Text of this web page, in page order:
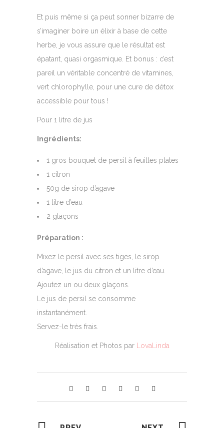
Et puis même si ça peut sonner bizarre de
s’imaginer boire un élixir à base de cette
herbe, je vous assure que le résultat est
épatant, quasi orgasmique. Et bonus : c’est
pareil un véritable concentré de vitamines,
vert chlorophylle, pour une cure de détox
accessible pour tous !
Pour 1 litre de jus
Ingrédients:
1 gros bouquet de persil à feuilles plates
1 citron
50g de sirop d’agave
1 litre d’eau
2 glaçons
Préparation :
Mixez le persil avec ses tiges, le sirop
d’agave, le jus du citron et un litre d’eau.
Ajoutez un ou deux glaçons.
Le jus de persil se consomme
instantanément.
Servez-le très frais.
Réalisation et Photos par LovaLinda